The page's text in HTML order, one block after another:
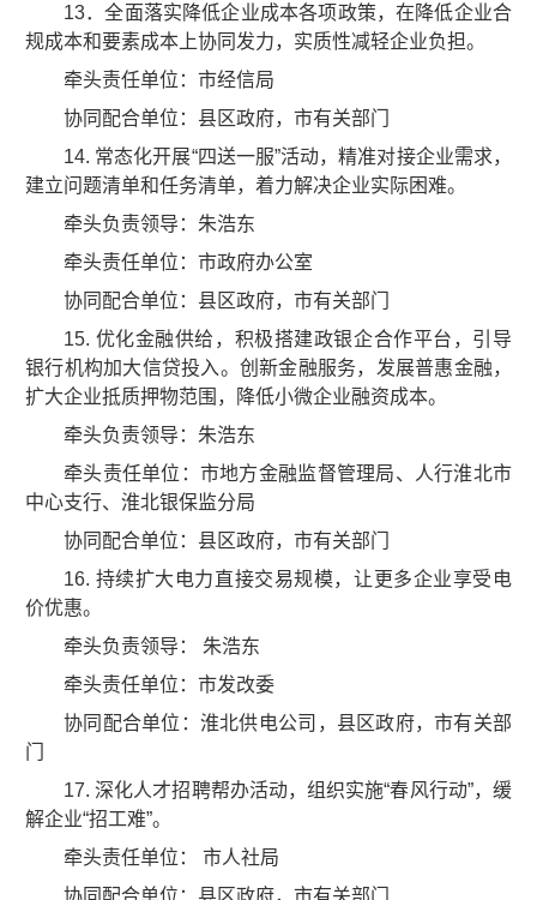
13．全面落实降低企业成本各项政策，在降低企业合
规成本和要素成本上协同发力，实质性减轻企业负担。
牵头责任单位：市经信局
协同配合单位：县区政府，市有关部门
14. 常态化开展“四送一服”活动，精准对接企业需求，
建立问题清单和任务清单，着力解决企业实际困难。
牵头负责领导：朱浩东
牵头责任单位：市政府办公室
协同配合单位：县区政府，市有关部门
15. 优化金融供给，积极搭建政银企合作平台，引导
银行机构加大信贷投入。创新金融服务，发展普惠金融，
扩大企业抵质押物范围，降低小微企业融资成本。
牵头负责领导：朱浩东
牵头责任单位：市地方金融监督管理局、人行淮北市
中心支行、淮北银保监分局
协同配合单位：县区政府，市有关部门
16. 持续扩大电力直接交易规模，让更多企业享受电
价优惠。
牵头负责领导： 朱浩东
牵头责任单位：市发改委
协同配合单位：淮北供电公司，县区政府，市有关部
门
17. 深化人才招聘帮办活动，组织实施“春风行动”，缓
解企业“招工难”。
牵头责任单位： 市人社局
协同配合单位：县区政府，市有关部门